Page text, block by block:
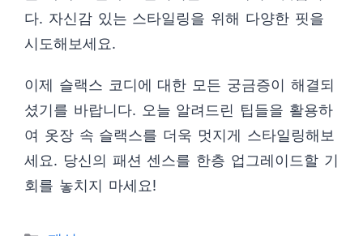
다. 자신감 있는 스타일링을 위해 다양한 핏을
시도해보세요.
이제 슬랙스 코디에 대한 모든 궁금증이 해결되
셨기를 바랍니다. 오늘 알려드린 팁들을 활용하
여 옷장 속 슬랙스를 더욱 멋지게 스타일링해보
세요. 당신의 패션 센스를 한층 업그레이드할 기
회를 놓치지 마세요!